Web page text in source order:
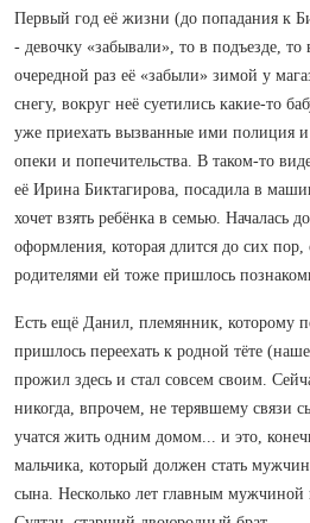
Первый год её жизни (до попадания к
- девочку «забывали», то в подъезде,
очередной раз её «забыли» зимой у
снегу, вокруг неё суетились какие-то
уже приехать вызванные ими полиция и
опеки и попечительства. В таком-то
её Ирина Биктагирова, посадила в
хочет взять ребёнка в семью. Началась
оформления, которая длится до сих
родителями ей тоже пришлось
Есть ещё Данил, племянник, которому
пришлось переехать к родной тёте
прожил здесь и стал совсем своим.
никогда, впрочем, не терявшему связи
учатся жить одним домом... и это,
мальчика, который должен стать
сына. Несколько лет главным